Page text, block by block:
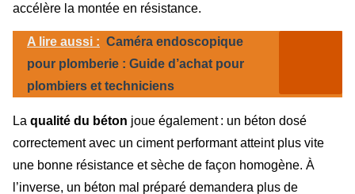
accélère la montée en résistance.
A lire aussi : Caméra endoscopique
pour plomberie : Guide d’achat pour
plombiers et techniciens
La qualité du béton joue également : un béton dosé
correctement avec un ciment performant atteint plus vite
une bonne résistance et sèche de façon homogène. À
l’inverse, un béton mal préparé demandera plus de